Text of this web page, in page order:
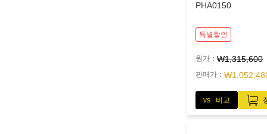
PHA0150
특별할인
원가： ₩1,315,600
판매가：
vs 비교